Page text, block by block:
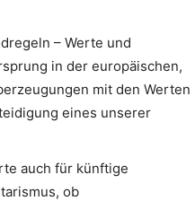
– Werte und
in der europäischen,
mit den Werten
eines unserer
auch für künftige
ob